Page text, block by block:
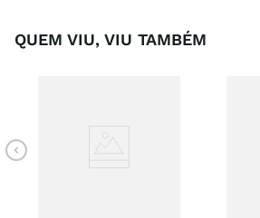
QUEM VIU, VIU TAMBÉM